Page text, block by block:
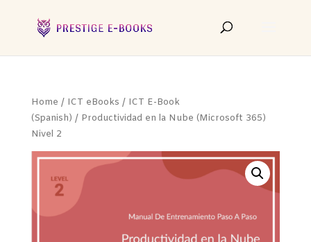
Home / ICT eBooks / ICT E-Book
(Spanish) / Productividad en la Nube (Microsoft 365)
Nivel 2